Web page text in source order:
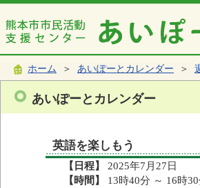
ホーム ＞ あいぽーとカレンダー ＞
あいぽーとカレンダー
英語を楽しもう
【日程】
2025年7月27日
【時間】
13時40分 ～ 16時